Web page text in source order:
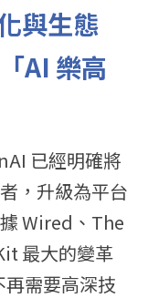
與生態
AI 樂高
已經明確將
，升級為平台
Wired、The
最大的變革
需要高深技